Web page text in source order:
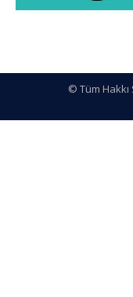
© Tüm